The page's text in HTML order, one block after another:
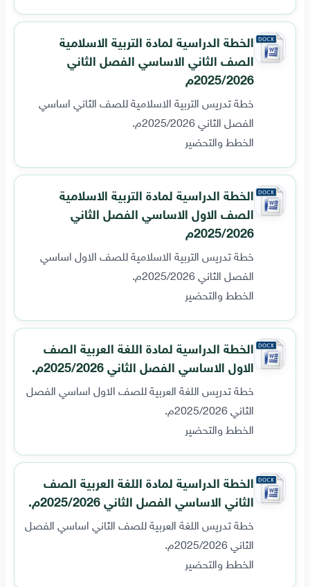
الخطة الدراسية لمادة التربية الاسلامية
الصف الثاني الاساسي الفصل الثاني
2025/2026م
خطة تدريس التربية الاسلامية للصف الثاني اساسي
الفصل الثاني 2025/2026م.
الخطط والتحضير
الخطة الدراسية لمادة التربية الاسلامية
الصف الاول الاساسي الفصل الثاني
2025/2026م
خطة تدريس التربية الاسلامية للصف الاول اساسي
الفصل الثاني 2025/2026م.
الخطط والتحضير
الخطة الدراسية لمادة اللغة العربية الصف
الاول الاساسي الفصل الثاني 2025/2026م.
خطة تدريس اللغة العربية للصف الاول اساسي الفصل
الثاني 2025/2026م.
الخطط والتحضير
الخطة الدراسية لمادة اللغة العربية الصف
الثاني الاساسي الفصل الثاني 2025/2026م.
خطة تدريس اللغة العربية للصف الثاني اساسي الفصل
الثاني 2025/2026م.
الخطط والتحضير